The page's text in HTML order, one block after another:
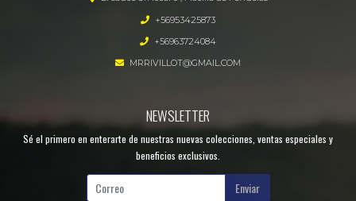
+56953425873
+56963724084
MRRIVILLOT@GMAIL.COM
NEWSLETTER
Sé el primero en enterarte de nuestras nuevas colecciones, ventas especiales y
beneficios exclusivos.
Enviar